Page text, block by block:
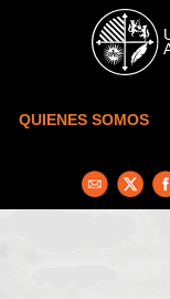
Skip to main content
QUIENES SOMOS